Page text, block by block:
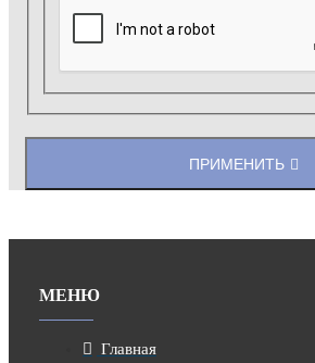
ПРИМЕНИТЬ
МЕНЮ
Главная